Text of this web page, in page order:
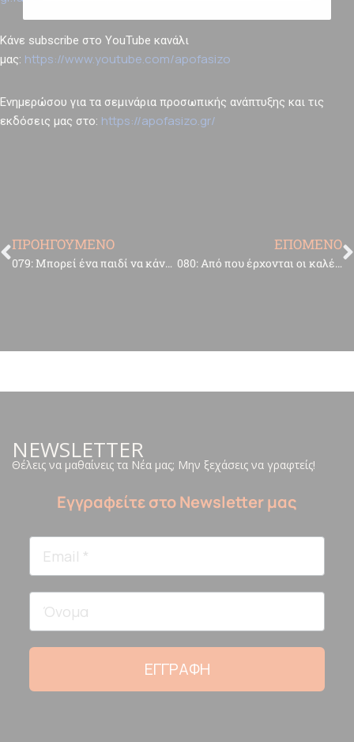
Κάνε subscribe στο YouTube κανάλι
μας: https://www.youtube.com/apofasizo
Ενημερώσου για τα σεμινάρια προσωπικής ανάπτυξης και τις
εκδόσεις μας στο: https://apofasizo.gr/
ΠΡΟΗΓΟΥΜΕΝΟ
079: Μπορεί ένα παιδί να κάνει σεμινάριο προσωπικής ανάπτυξης;
ΕΠΟΜΕΝΟ
080: Από που έρχονται οι καλές ιδέες;
NEWSLETTER
Θέλεις να μαθαίνεις τα Νέα μας; Μην ξεχάσεις να γραφτείς!
Εγγραφείτε στο Newsletter μας
ΕΓΓΡΑΦΗ